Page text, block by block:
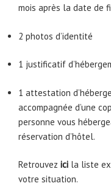
mois après la date de
2 photos d’identité
1 justificatif
1 attestation
accompagnée d’une
personne vous
réservation d’hôtel.
Retrouvez ici la liste
votre situation.